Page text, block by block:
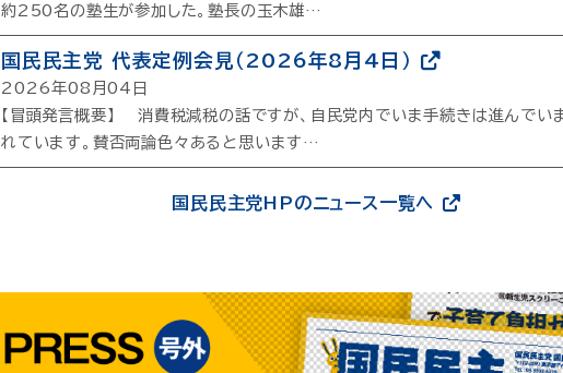
約250名の塾生が参加した。塾長の玉木雄…
国民民主党 代表定例会見（2026年8月4日）
2026年08月04日
【冒頭発言概要】 消費税減税の話ですが、自民党内でいま手続きは進んでい
れています。賛否両論色々あると思います…
国民民主党HPのニュース一覧へ